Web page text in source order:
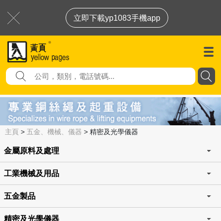
立即下載yp1083手機app
主頁 > 五金、機械、儀器 > 精密及光學儀器
金屬原料及處理
工業機械及用品
五金製品
精密及光學儀器